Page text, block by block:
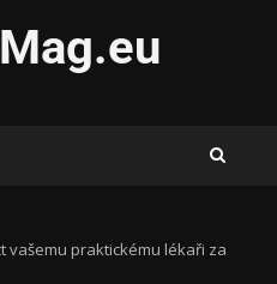
vašemu praktickému lékaři za